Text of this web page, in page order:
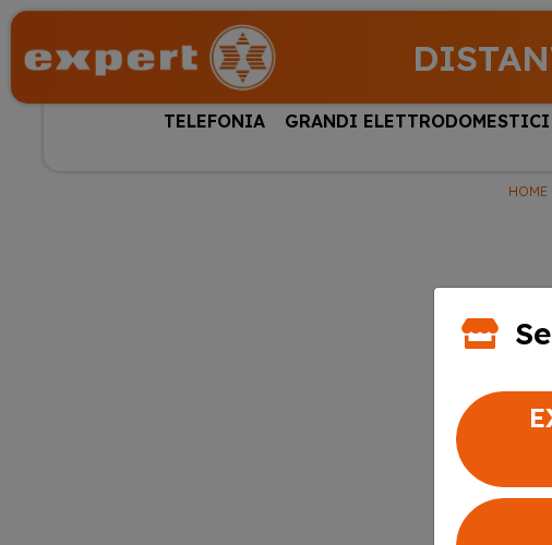
TELEFONIA GRANDI ELETTRODOMESTICI
HOME